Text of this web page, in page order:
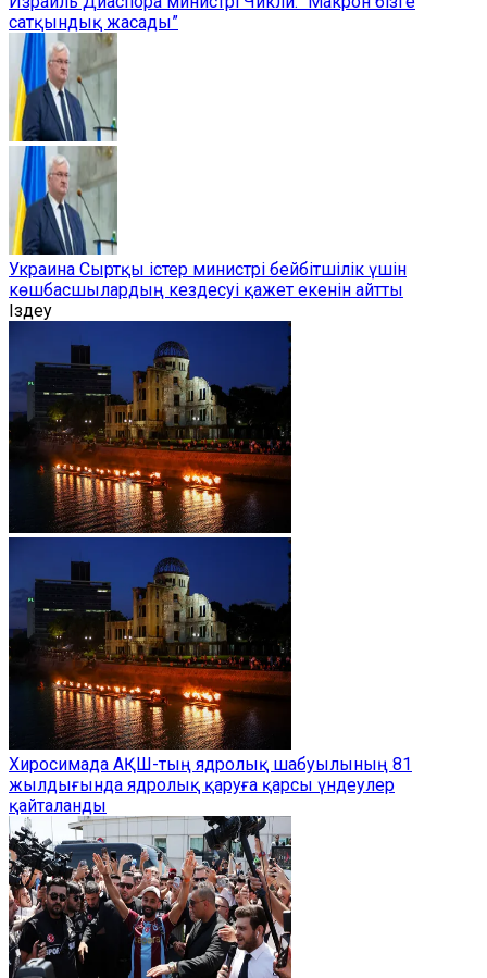
сатқындық жасады”
Украина Сыртқы істер министрі бейбітшілік үшін
көшбасшылардың кездесуі қажет екенін айтты
Іздеу
Хиросимада АҚШ-тың ядролық шабуылының 81
жылдығында ядролық қаруға қарсы үндеулер
қайталанды